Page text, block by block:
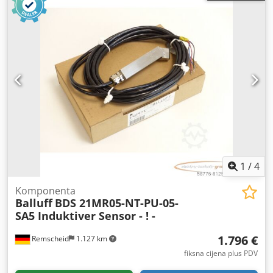
1 /4
Remscheid 1.127 km
Komponenta
Balluff BDS 21MR05-NT-PU-05-
SA5 Induktiver Sensor - ! -
1.796 €
fiksna cijena plus PDV